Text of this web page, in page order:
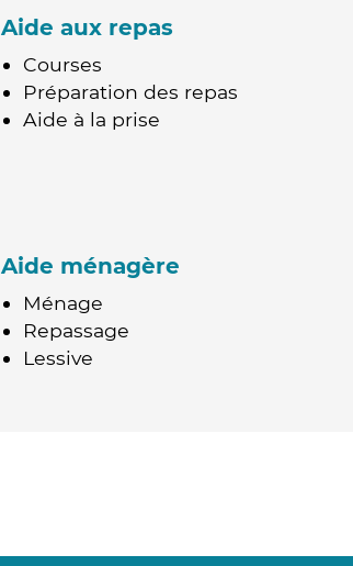
Aide aux repas
Courses
Préparation des repas
Aide à la prise
Aide ménagère
Ménage
Repassage
Lessive